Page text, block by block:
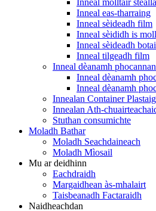
Inneal molltair
Inneal eas-tharraing
Inneal sèideadh film
Inneal sèididh is
Inneal sèideadh
Inneal tilgeadh film
Inneal dèanamh
Inneal dèanamh
Inneal dèanamh
Innealan Container Plastaig
Innealan Ath-
Stuthan consumichte
Moladh Bathar
Moladh Seachdaineach
Moladh Mìosail
Mu ar deidhinn
Eachdraidh
Margaidhean às-mhalairt
Taisbeanadh Factaraidh
Naidheachdan